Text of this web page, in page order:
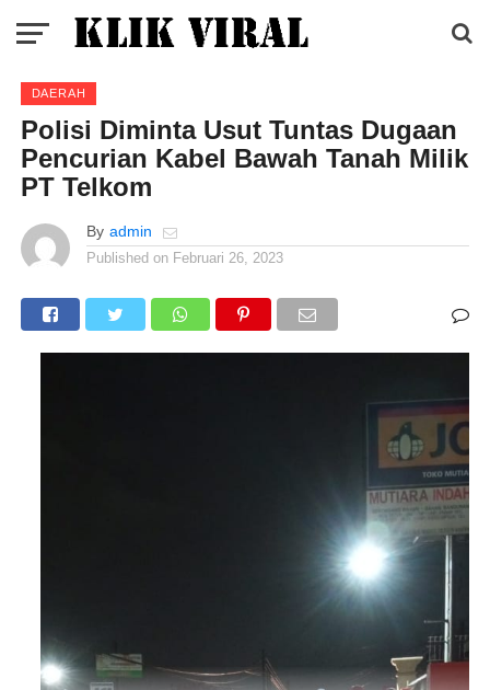
DAERAH
Polisi Diminta Usut Tuntas Dugaan
Pencurian Kabel Bawah Tanah Milik
PT Telkom
By admin
Published on Februari 26, 2023